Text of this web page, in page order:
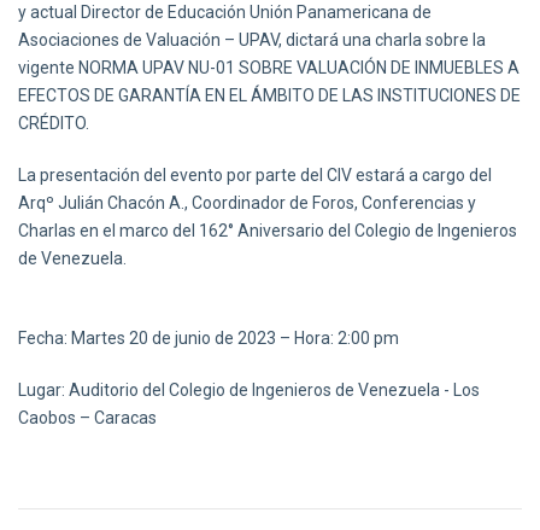
y actual Director de Educación Unión Panamericana de
Asociaciones de Valuación – UPAV, dictará una charla sobre la
vigente NORMA UPAV NU-01 SOBRE VALUACIÓN DE INMUEBLES A
EFECTOS DE GARANTÍA EN EL ÁMBITO DE LAS INSTITUCIONES DE
CRÉDITO.
La presentación del evento por parte del CIV estará a cargo del
Arqº Julián Chacón A., Coordinador de Foros, Conferencias y
Charlas en el marco del 162° Aniversario del Colegio de Ingenieros
de Venezuela.
Fecha: Martes 20 de junio de 2023 – Hora: 2:00 pm
Lugar: Auditorio del Colegio de Ingenieros de Venezuela - Los
Caobos – Caracas